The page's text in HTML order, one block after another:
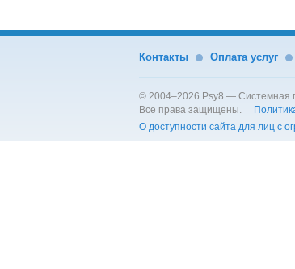
Контакты Оплата услуг
© 2004–2026 Psy8 — Системная
Все права защищены.
О доступности сайта для лиц с